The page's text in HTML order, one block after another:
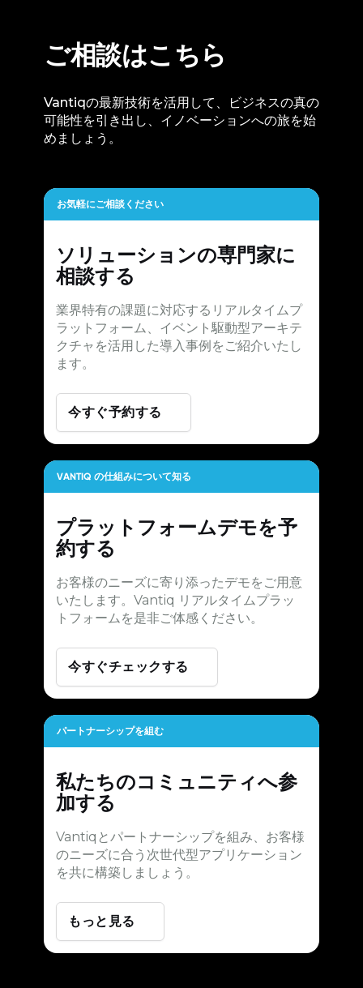
ご相談はこちら
Vantiqの最新技術を活用して、ビジネスの真の
可能性を引き出し、イノベーションへの旅を始
めましょう。
お気軽にご相談ください
ソリューションの専門家に
相談する
業界特有の課題に対応するリアルタイムプ
ラットフォーム、イベント駆動型アーキテ
クチャを活用した導入事例をご紹介いたし
ます。
今すぐ予約する
VANTIQ の仕組みについて知る
プラットフォームデモを予
約する
お客様のニーズに寄り添ったデモをご用意
いたします。Vantiq リアルタイムプラッ
トフォームを是非ご体感ください。
今すぐチェックする
パートナーシップを組む
私たちのコミュニティへ参
加する
Vantiqとパートナーシップを組み、お客様
のニーズに合う次世代型アプリケーション
を共に構築しましょう。
もっと見る